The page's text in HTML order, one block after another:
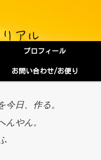
プロフィール
お問い合わせ/お便り
今日、作る。
んやん。